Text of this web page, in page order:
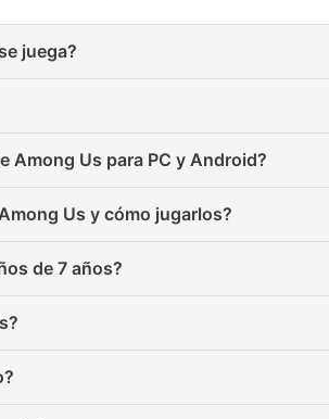
juega?
Among Us para PC y Android?
Us y cómo jugarlos?
de 7 años?